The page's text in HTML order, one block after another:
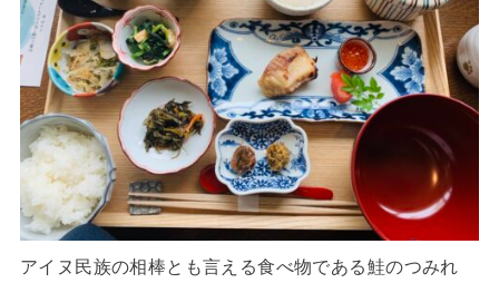
アイヌ民族の相棒とも言える食べ物である鮭のつみれ